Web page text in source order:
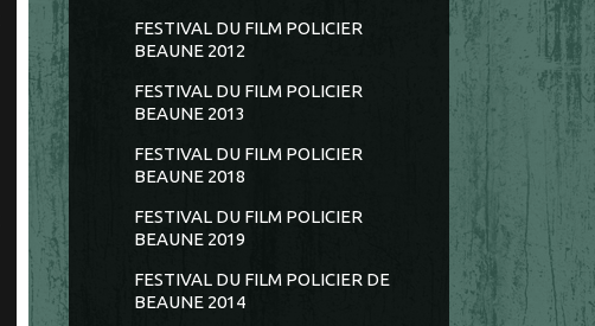
FESTIVAL DU FILM POLICIER
BEAUNE 2012
FESTIVAL DU FILM POLICIER
BEAUNE 2013
FESTIVAL DU FILM POLICIER
BEAUNE 2018
FESTIVAL DU FILM POLICIER
BEAUNE 2019
FESTIVAL DU FILM POLICIER DE
BEAUNE 2014